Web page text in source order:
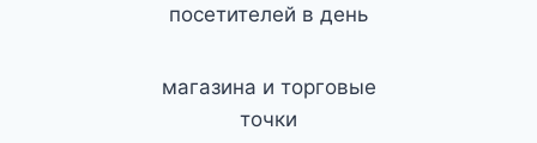
посетителей в день
магазина и торговые
точки